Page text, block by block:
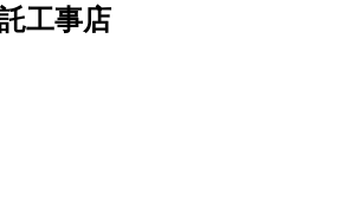
託工事店